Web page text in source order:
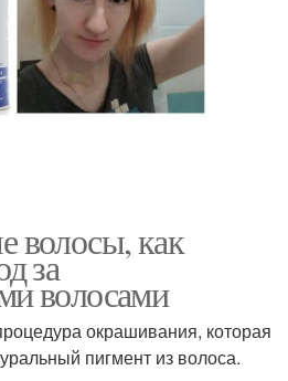
волосы, как
за
волосами
окрашивания, которая
пигмент из волоса.